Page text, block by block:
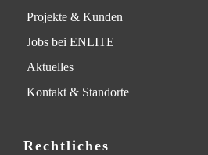
Projekte & Kunden
Jobs bei ENLITE
Aktuelles
Kontakt & Standorte
Rechtliches